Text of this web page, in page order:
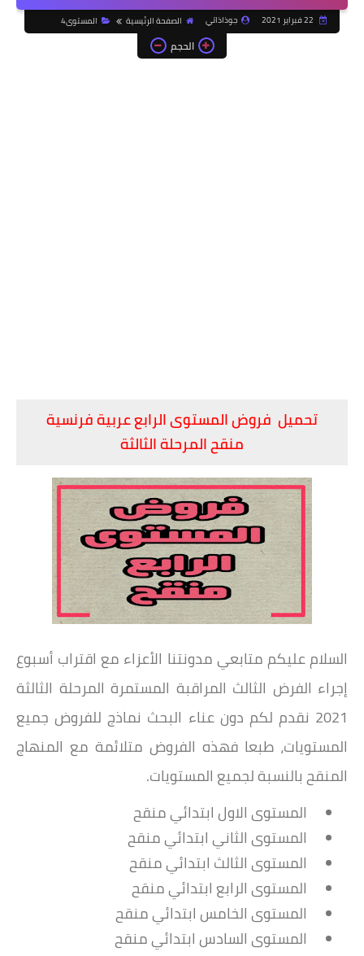
جوذاذاتي الصفحة الرئيسية المستوى4
الحجم
تحميل فروض المستوى الرابع عربية فرنسية
منقح المرحلة الثالثة
السلام عليكم متابعي مدونتنا الأعزاء مع اقتراب أسبوع
إجراء الفرض الثالث المراقبة المستمرة المرحلة الثالثة
2021 نقدم لكم دون عناء البحث نماذج للفروض جميع
المستويات، طبعا فهذه الفروض متلائمة مع المنهاج
المنقح بالنسبة لجميع المستويات.
المستوى الاول ابتدائي منقح
المستوى الثاني ابتدائي منقح
المستوى الثالث ابتدائي منقح
المستوى الرابع ابتدائي منقح
المستوى الخامس ابتدائي منقح
المستوى السادس ابتدائي منقح